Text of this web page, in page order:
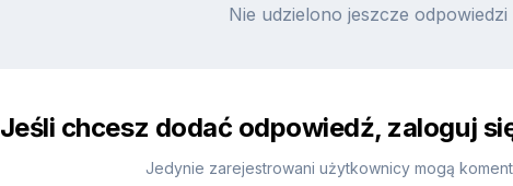
Nie udzielono jeszcze
Jeśli chcesz dodać odpowiedź, zaloguj
Jedynie zarejestrowani użytkownicy mogą